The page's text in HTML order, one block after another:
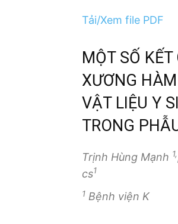
Tải/Xem file PDF
MỘT SỐ
XƯƠNG
VẬT LIỆU Y
TRONG
Trịnh Hùng Mạnh 1,
cs1
1 Bệnh viện K